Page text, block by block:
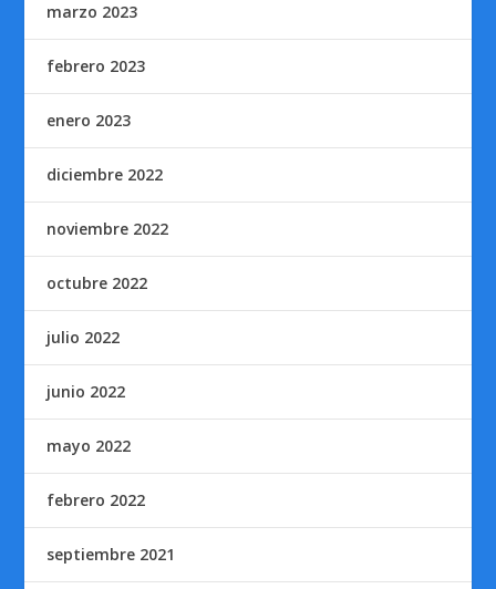
marzo 2023
febrero 2023
enero 2023
diciembre 2022
noviembre 2022
octubre 2022
julio 2022
junio 2022
mayo 2022
febrero 2022
septiembre 2021